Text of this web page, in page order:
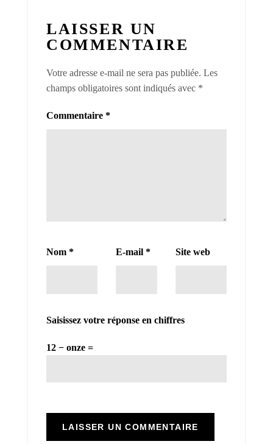
LAISSER UN
COMMENTAIRE
Votre adresse e-mail ne sera pas publiée. Les
champs obligatoires sont indiqués avec *
Commentaire *
Nom * E-mail * Site web
Saisissez votre réponse en chiffres
12 − onze =